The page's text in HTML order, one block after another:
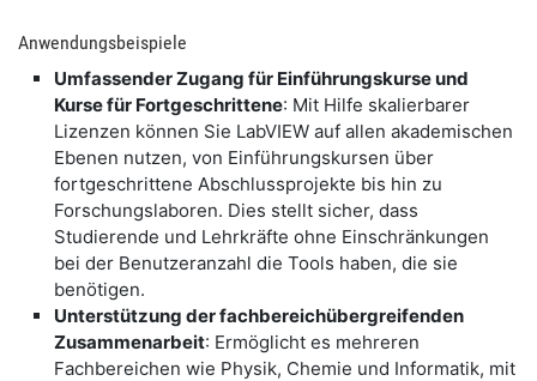
​Anwendungsbeispiele
​Umfassender Zugang für Einführungskurse und
Kurse für Fortgeschrittene: Mit Hilfe skalierbarer
Lizenzen können Sie LabVIEW auf allen akademischen
Ebenen nutzen, von Einführungskursen über
fortgeschrittene Abschlussprojekte bis hin zu
Forschungslaboren. Dies stellt sicher, dass
Studierende und Lehrkräfte ohne Einschränkungen
bei der Benutzeranzahl die Tools haben, die sie
benötigen.
​Unterstützung der fachbereichübergreifenden
Zusammenarbeit: Ermöglicht es mehreren
Fachbereichen wie Physik, Chemie und Informatik, mit